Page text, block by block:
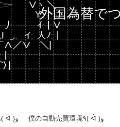
外国為替で
自動売買運用成績٩( ᐛ )و 僕の自動売買環境٩( ᐛ )و